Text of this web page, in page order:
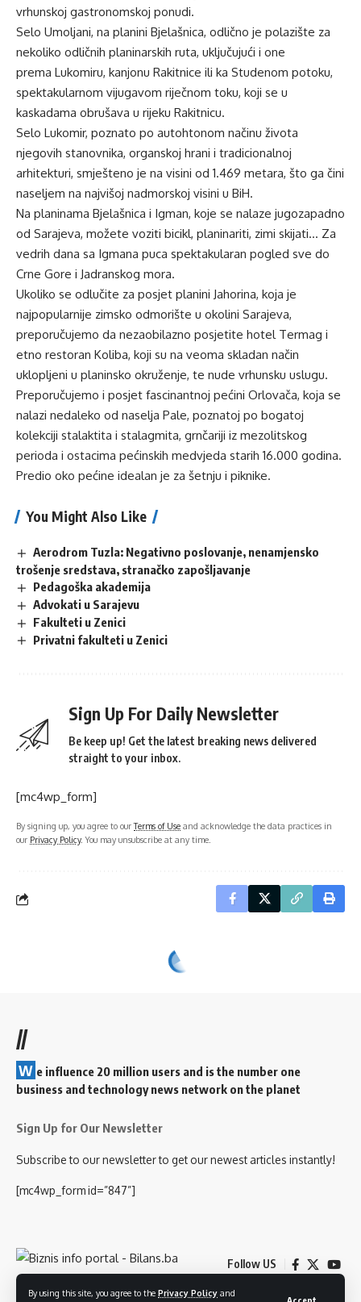
By using this site, you agree to the Privacy Policy and
Accept
vrhunskoj gastronomskoj ponudi.
Selo Umoljani, na planini Bjelašnica, odlično je polazište za
nekoliko odličnih planinarskih ruta, uključujući i one
prema Lukomiru, kanjonu Rakitnice ili ka Studenom potoku,
spektakularnom vijugavom riječnom toku, koji se u
kaskadama obrušava u rijeku Rakitnicu.
Selo Lukomir, poznato po autohtonom načinu života
njegovih stanovnika, organskoj hrani i tradicionalnoj
arhitekturi, smješteno je na visini od 1.469 metara, što ga čini
naseljem na najvišoj nadmorskoj visini u BiH.
Na planinama Bjelašnica i Igman, koje se nalaze jugozapadno
od Sarajeva, možete voziti bicikl, planinariti, zimi skijati… Za
vedrih dana sa Igmana puca spektakularan pogled sve do
Crne Gore i Jadranskog mora.
Ukoliko se odlučite za posjet planini Jahorina, koja je
najpopularnije zimsko odmorište u okolini Sarajeva,
preporučujemo da nezaobilazno posjetite hotel Termag i
etno restoran Koliba, koji su na veoma skladan način
uklopljeni u planinsko okruženje, te nude vrhunsku uslugu.
Preporučujemo i posjet fascinantnoj pećini Orlovača, koja se
nalazi nedaleko od naselja Pale, poznatoj po bogatoj
kolekciji stalaktita i stalagmita, grnčariji iz mezolitskog
perioda i ostacima pećinskih medvjeda starih 16.000 godina.
Predio oko pećine idealan je za šetnju i piknike.
You Might Also Like
Aerodrom Tuzla: Negativno poslovanje, nenamjensko
trošenje sredstava, stranačko zapošljavanje
Pedagoška akademija
Advokati u Sarajevu
Fakulteti u Zenici
Privatni fakulteti u Zenici
Sign Up For Daily Newsletter
Be keep up! Get the latest breaking news delivered
straight to your inbox.
[mc4wp_form]
By signing up, you agree to ourTerms of Use and acknowledge the data practices in
our Privacy Policy. You may unsubscribe at any time.
//
W e influence 20 million users and is the number one
business and technology news network on the planet
Sign Up for Our Newsletter
Subscribe to our newsletter to get our newest articles instantly!
[mc4wp_form id=”847”]
Follow US